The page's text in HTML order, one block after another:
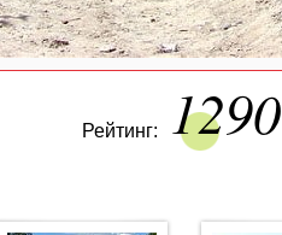
Рейтинг: 1290